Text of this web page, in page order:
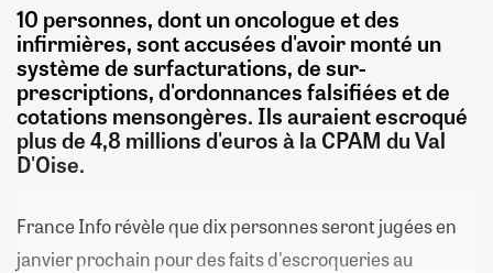
10 personnes, dont un oncologue et des
infirmières, sont accusées d'avoir monté un
système de surfacturations, de sur-
prescriptions, d'ordonnances falsifiées et de
cotations mensongères. Ils auraient escroqué
plus de 4,8 millions d'euros à la CPAM du Val
D'Oise.
France Info révèle que dix personnes seront jugées en
janvier prochain pour des faits d'escroqueries au